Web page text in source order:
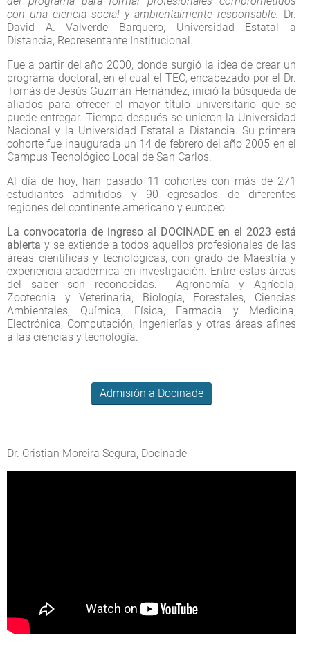
con una ciencia social y ambientalmente responsable. Dr.
David A. Valverde Barquero, Universidad Estatal a
Distancia, Representante Institucional.
Fue a partir del año 2000, donde surgió la idea de crear un
programa doctoral, en el cual el TEC, encabezado por el Dr.
Tomás de Jesús Guzmán Hernández, inició la búsqueda de
aliados para ofrecer el mayor título universitario que se
puede entregar. Tiempo después se unieron la Universidad
Nacional y la Universidad Estatal a Distancia. Su primera
cohorte fue inaugurada un 14 de febrero del año 2005 en el
Campus Tecnológico Local de San Carlos.
Al día de hoy, han pasado 11 cohortes con más de 271
estudiantes admitidos y 90 egresados de diferentes
regiones del continente americano y europeo.
La convocatoria de ingreso al DOCINADE en el 2023 está
abierta y se extiende a todos aquellos profesionales de las
áreas científicas y tecnológicas, con grado de Maestría y
experiencia académica en investigación. Entre estas áreas
del saber son reconocidas: Agronomía y Agrícola,
Zootecnia y Veterinaria, Biología, Forestales, Ciencias
Ambientales, Química, Física, Farmacia y Medicina,
Electrónica, Computación, Ingenierías y otras áreas afines
a las ciencias y tecnología.
Admisión a Docinade
Dr. Cristian Moreira Segura, Docinade